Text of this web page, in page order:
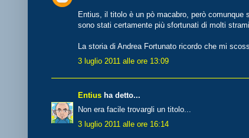
Entius, il titolo è un pò macabro, però
sono stati certamente più sfortunati di molti
La storia di Andrea Fortunato ricordo che mi
3 luglio 2011 alle ore 13:09
Entius ha detto...
Non era facile trovargli un titolo...
3 luglio 2011 alle ore 16:14